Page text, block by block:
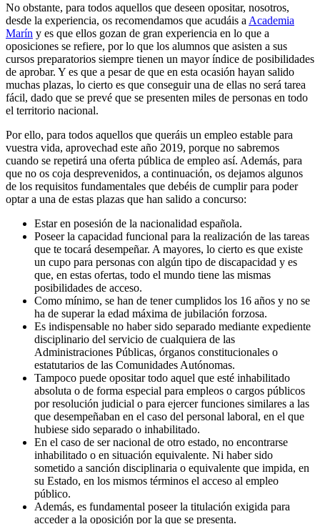
No obstante, para todos aquellos que deseen opositar, nosotros,
desde la experiencia, os recomendamos que acudáis a Academia
Marín y es que ellos gozan de gran experiencia en lo que a
oposiciones se refiere, por lo que los alumnos que asisten a sus
cursos preparatorios siempre tienen un mayor índice de posibilidades
de aprobar. Y es que a pesar de que en esta ocasión hayan salido
muchas plazas, lo cierto es que conseguir una de ellas no será tarea
fácil, dado que se prevé que se presenten miles de personas en todo
el territorio nacional.
Por ello, para todos aquellos que queráis un empleo estable para
vuestra vida, aprovechad este año 2019, porque no sabremos
cuando se repetirá una oferta pública de empleo así. Además, para
que no os coja desprevenidos, a continuación, os dejamos algunos
de los requisitos fundamentales que debéis de cumplir para poder
optar a una de estas plazas que han salido a concurso:
Estar en posesión de la nacionalidad española.
Poseer la capacidad funcional para la realización de las tareas
que te tocará desempeñar. A mayores, lo cierto es que existe
un cupo para personas con algún tipo de discapacidad y es
que, en estas ofertas, todo el mundo tiene las mismas
posibilidades de acceso.
Como mínimo, se han de tener cumplidos los 16 años y no se
ha de superar la edad máxima de jubilación forzosa.
Es indispensable no haber sido separado mediante expediente
disciplinario del servicio de cualquiera de las
Administraciones Públicas, órganos constitucionales o
estatutarios de las Comunidades Autónomas.
Tampoco puede opositar todo aquel que esté inhabilitado
absoluta o de forma especial para empleos o cargos públicos
por resolución judicial o para ejercer funciones similares a las
que desempeñaban en el caso del personal laboral, en el que
hubiese sido separado o inhabilitado.
En el caso de ser nacional de otro estado, no encontrarse
inhabilitado o en situación equivalente. Ni haber sido
sometido a sanción disciplinaria o equivalente que impida, en
su Estado, en los mismos términos el acceso al empleo
público.
Además, es fundamental poseer la titulación exigida para
acceder a la oposición por la que se presenta.